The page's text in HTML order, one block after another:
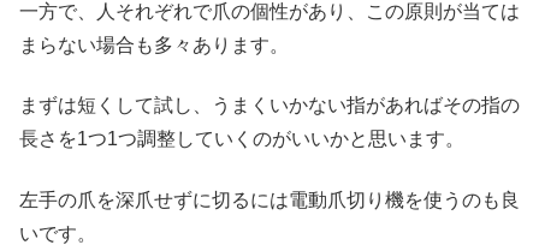
一方で、人それぞれで爪の個性があり、この原則が当ては
まらない場合も多々あります。
まずは短くして試し、うまくいかない指があればその指の
長さを1つ1つ調整していくのがいいかと思います。
左手の爪を深爪せずに切るには電動爪切り機を使うのも良
いです。